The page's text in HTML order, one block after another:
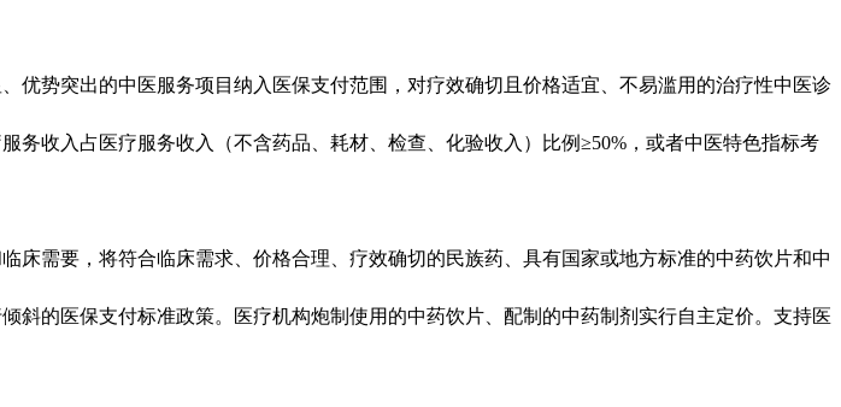
势突出的中医服务项目纳入医保支付范围，对疗效确切且价格适宜、不易滥用的治疗性中医诊
收入占医疗服务收入（不含药品、耗材、检查、化验收入）比例≥50%，或者中医特色指标考
需要，将符合临床需求、价格合理、疗效确切的民族药、具有国家或地方标准的中药饮片和中
的医保支付标准政策。医疗机构炮制使用的中药饮片、配制的中药制剂实行自主定价。支持医